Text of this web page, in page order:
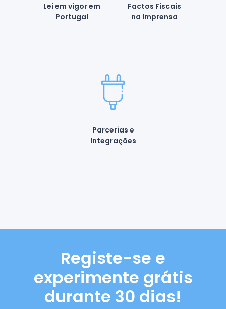
Lei em vigor em
Portugal
Factos Fiscais
na Imprensa
Parcerias e
Integrações
Registe-se e
experimente grátis
durante 30 dias!